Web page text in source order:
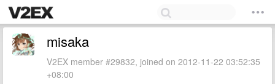
misaka
V2EX member #29832, joined on 2012-11-22 03:52:35
+08:00